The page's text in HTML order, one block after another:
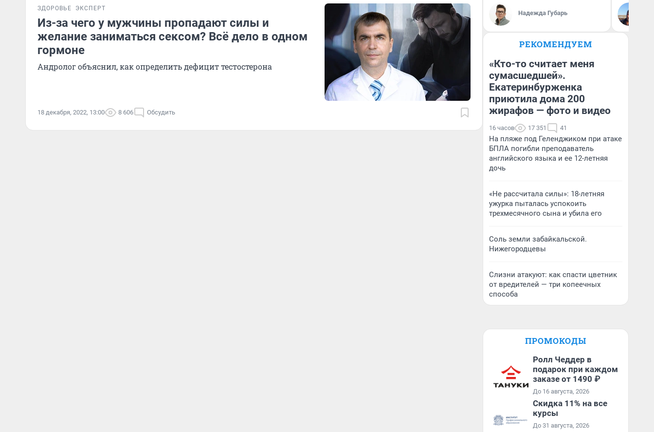
ЗДОРОВЬЕ ЭКСПЕРТ
Из-за чего у мужчины пропадают силы и
желание заниматься сексом? Всё дело в одном
гормоне
Андролог объяснил, как определить дефицит тестостерона
18 декабря, 2022, 13:00 8 606 Обсудить
Надежда Губарь
РЕКОМЕНДУЕМ
«Кто-то считает меня
сумасшедшей».
Екатеринбурженка
приютила дома 200
жирафов — фото и видео
16 часов 17 351 41
На пляже под Геленджиком при атаке
БПЛА погибли преподаватель
английского языка и ее 12-летняя
дочь
«Не рассчитала силы»: 18-летняя
ужурка пыталась успокоить
трехмесячного сына и убила его
Соль земли забайкальской.
Нижегородцевы
Слизни атакуют: как спасти цветник
от вредителей — три копеечных
способа
ПРОМОКОДЫ
Ролл Чеддер в
подарок при каждом
заказе от 1490 ₽
До 16 августа, 2026
Скидка 11% на все
курсы
До 31 августа, 2026